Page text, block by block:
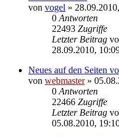
von vogel »
0 Antworten
22493 Zugriffe
Letzter Beitrag
28.09.2010,
Neues auf den Seiten
von webmaster»
0 Antworten
22466 Zugriffe
Letzter Beitrag
05.08.2010,